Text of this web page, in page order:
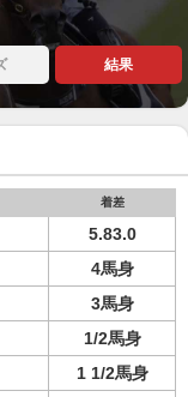
結果
着差
5.83.0
4馬身
3馬身
1/2馬身
1 1/2馬身